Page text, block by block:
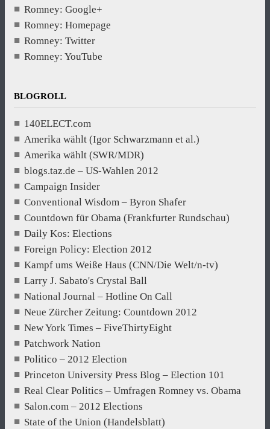
Romney: Google+
Romney: Homepage
Romney: Twitter
Romney: YouTube
BLOGROLL
140ELECT.com
Amerika wählt (Igor Schwarzmann et al.)
Amerika wählt (SWR/MDR)
blogs.taz.de – US-Wahlen 2012
Campaign Insider
Conventional Wisdom – Byron Shafer
Countdown für Obama (Frankfurter Rundschau)
Daily Kos: Elections
Foreign Policy: Election 2012
Kampf ums Weiße Haus (CNN/Die Welt/n-tv)
Larry J. Sabato's Crystal Ball
National Journal – Hotline On Call
Neue Zürcher Zeitung: Countdown 2012
New York Times – FiveThirtyEight
Patchwork Nation
Politico – 2012 Election
Princeton University Press Blog – Election 101
Real Clear Politics – Umfragen Romney vs. Obama
Salon.com – 2012 Elections
State of the Union (Handelsblatt)